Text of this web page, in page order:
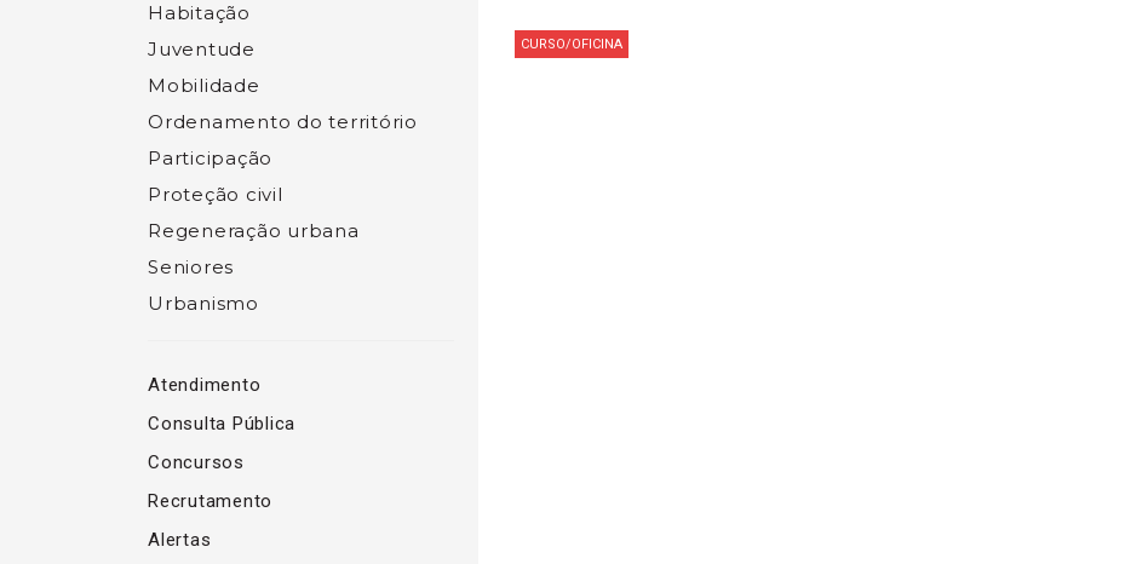
Habitação
Juventude
Mobilidade
Ordenamento do território
Participação
Proteção civil
Regeneração urbana
Seniores
Urbanismo
Atendimento
Consulta Pública
Concursos
Recrutamento
Alertas
CURSO/OFICINA